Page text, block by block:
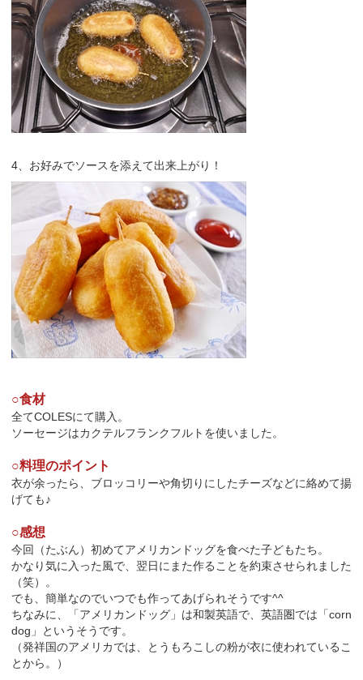
4、お好みでソースを添えて出来上がり！
○食材
全てCOLESにて購入。
ソーセージはカクテルフランクフルトを使いました。
○料理のポイント
衣が余ったら、ブロッコリーや角切りにしたチーズなどに絡めて揚
げても♪
○感想
今回（たぶん）初めてアメリカンドッグを食べた子どもたち。
かなり気に入った風で、翌日にまた作ることを約束させられました
（笑）。
でも、簡単なのでいつでも作ってあげられそうです^^
ちなみに、「アメリカンドッグ」は和製英語で、英語圏では「corn
dog」というそうです。
（発祥国のアメリカでは、とうもろこしの粉が衣に使われているこ
とから。）